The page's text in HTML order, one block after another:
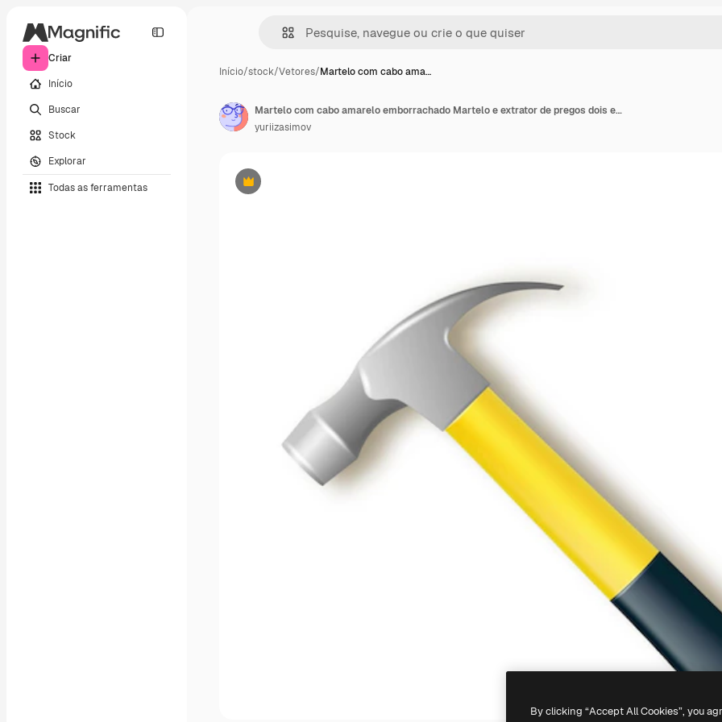
Criar
Início
Buscar
Stock
Explorar
Todas as ferramentas
Início/stock/Vetores/Martelo com cabo ama…
Premium
Martelo com cabo amarelo emborrachado Martelo e extrator de pregos dois em um Vector ferramenta de trabalhadores industriais Equipamento para contrato de reparo e trabalho de serralheiro Vector
yuriizasimov
By clicking “Accept All Cookies”, you